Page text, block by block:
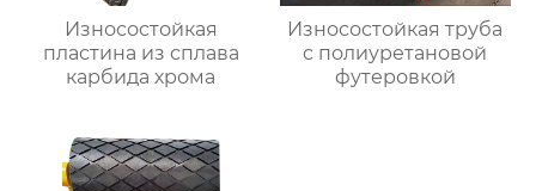
Износостойкая
пластина из сплава
карбида хрома
Износостойкая труба
с полиуретановой
футеровкой